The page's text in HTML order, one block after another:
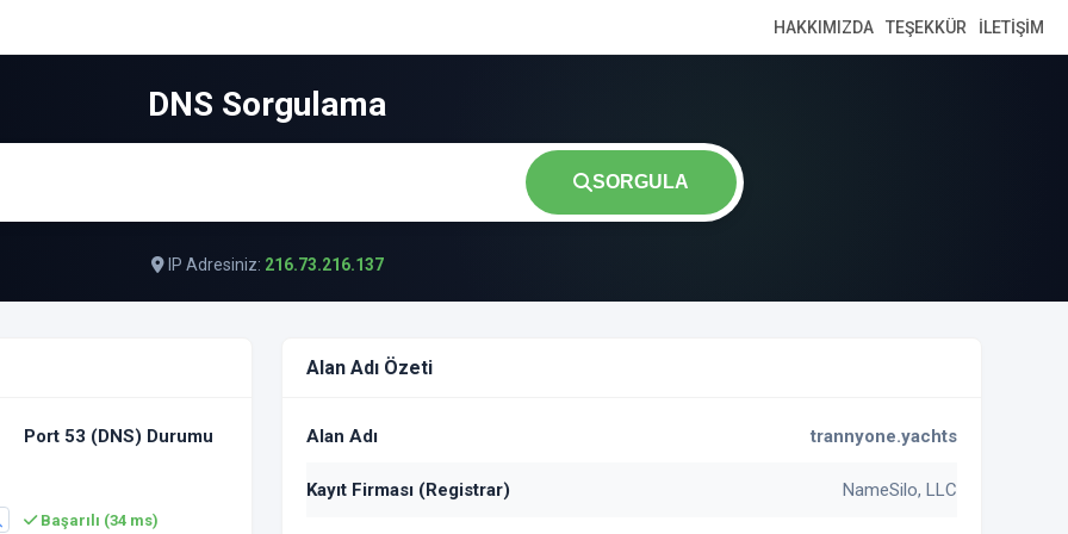
HAKKIMIZDA TEŞEKKÜR İLETIŞIM
DNS Sorgulama
SORGULA
IP Adresiniz: 216.73.216.137
Port 53 (DNS) Durumu
Başarılı (34 ms)
Alan Adı Özeti
Alan Adı trannyone.yachts
Kayıt Firması (Registrar) NameSilo, LLC